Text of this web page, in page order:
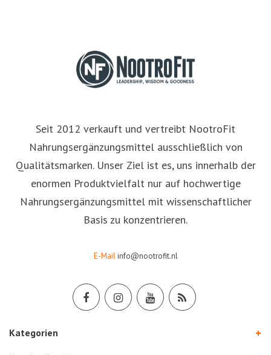
Seit 2012 verkauft und vertreibt NootroFit
Nahrungsergänzungsmittel ausschließlich von
Qualitätsmarken. Unser Ziel ist es, uns innerhalb der
enormen Produktvielfalt nur auf hochwertige
Nahrungsergänzungsmittel mit wissenschaftlicher
Basis zu konzentrieren.
E-Mail info@nootrofit.nl
Kategorien